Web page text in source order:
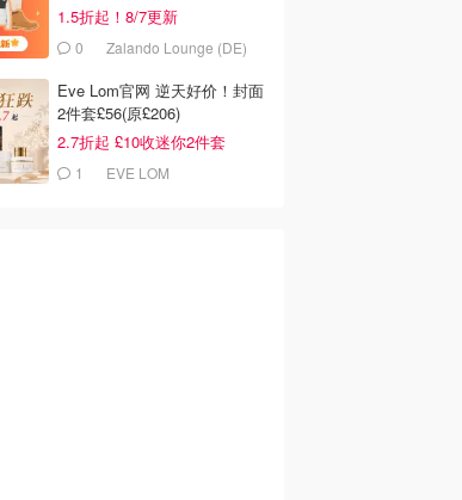
€48.30 €69.00
Anastasia Beverly Hills
双色腮红套装
Lookfantastic IT
去购买
1.5折起！8/7更新
0 Zalando Lounge (DE)
Eve Lom官网 逆天好价！封面
2件套£56(原£206)
2.7折起 £10收迷你2件套
1 EVE LOM